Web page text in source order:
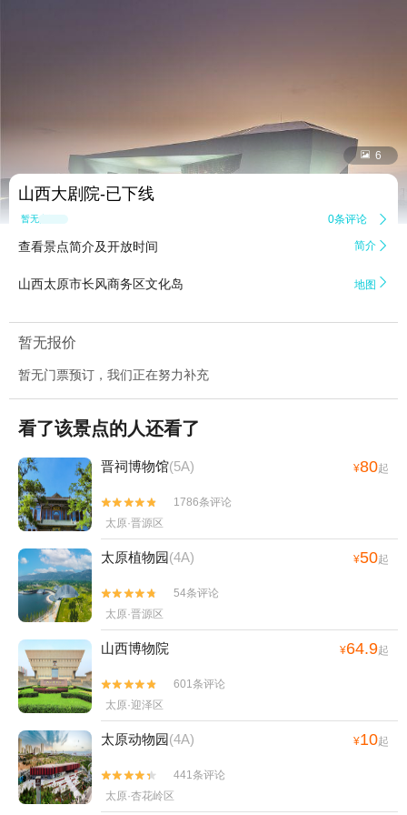
 6
山西大剧院-已下线
暂无点评 0条评论 
查看景点简介及开放时间 简介 
山西太原市长风商务区文化岛 地图 
暂无报价
暂无门票预订，我们正在努力补充
看了该景点的人还看了
晋祠博物馆(5A) ¥80起


1786条评论
太原·晋源区
太原植物园(4A) ¥50起


54条评论
太原·晋源区
山西博物院 ¥64.9起


601条评论
太原·迎泽区
太原动物园(4A) ¥10起


441条评论
太原·杏花岭区